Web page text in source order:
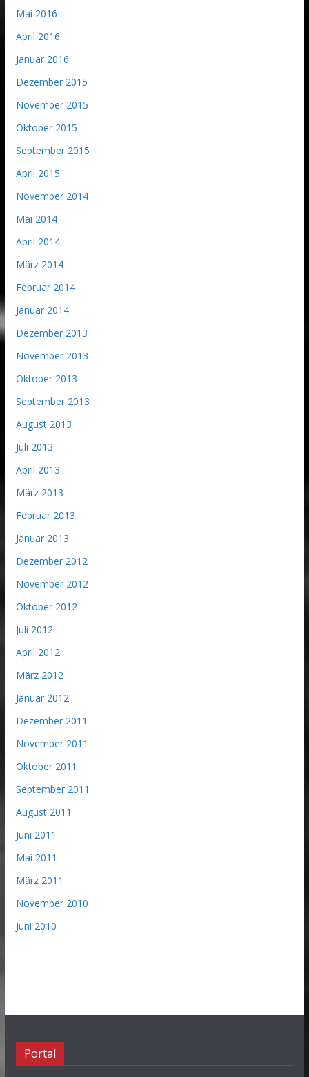
Mai 2016
April 2016
Januar 2016
Dezember 2015
November 2015
Oktober 2015
September 2015
April 2015
November 2014
Mai 2014
April 2014
März 2014
Februar 2014
Januar 2014
Dezember 2013
November 2013
Oktober 2013
September 2013
August 2013
Juli 2013
April 2013
März 2013
Februar 2013
Januar 2013
Dezember 2012
November 2012
Oktober 2012
Juli 2012
April 2012
März 2012
Januar 2012
Dezember 2011
November 2011
Oktober 2011
September 2011
August 2011
Juni 2011
Mai 2011
März 2011
November 2010
Juni 2010
Portal